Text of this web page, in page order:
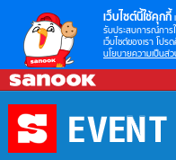
เว็บไซต์นี้ใช้คุกกี้
รับประสบการณ์การ
เว็บไซต์ของเรา โปร
นโยบายความเป็นส่
Skip
content